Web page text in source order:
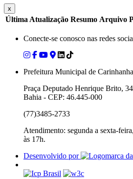
x
Última Atualização Resumo Arquivo
Conecte-se conosco nas redes
Prefeitura Municipal de Carinhanha
Praça Deputado Henrique Brito,
Bahia - CEP: 46.445-000
(77)3485-2733
Atendimento: segunda a sexta-
às 17h.
Desenvolvido por